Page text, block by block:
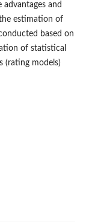
and
estimation of
based on
of statistical
(rating models)